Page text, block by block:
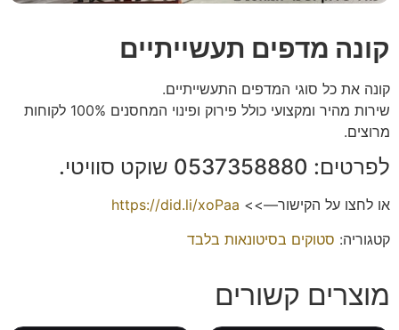
קונה מדפים תעשייתיים
קונה את כל סוגי המדפים התעשייתיים.
שירות מהיר ומקצועי כולל פירוק ופינוי המחסנים 100% לקוחות
מרוצים.
לפרטים: 0537358880 שוקט סוויטי.
או לחצו על הקישור—>> https://did.li/xoPaa
קטגוריה: סטוקים בסיטונאות בלבד
מוצרים קשורים